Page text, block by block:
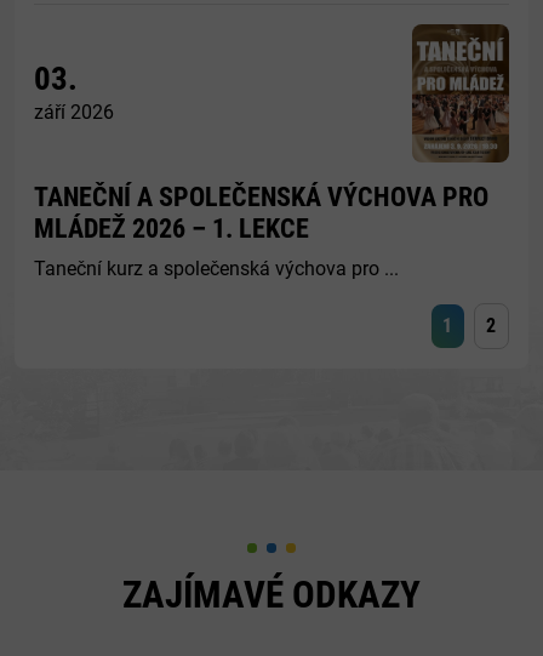
03.
září 2026
TANEČNÍ A SPOLEČENSKÁ VÝCHOVA PRO
MLÁDEŽ 2026 – 1. LEKCE
Taneční kurz a společenská výchova pro ...
1 2
ZAJÍMAVÉ ODKAZY